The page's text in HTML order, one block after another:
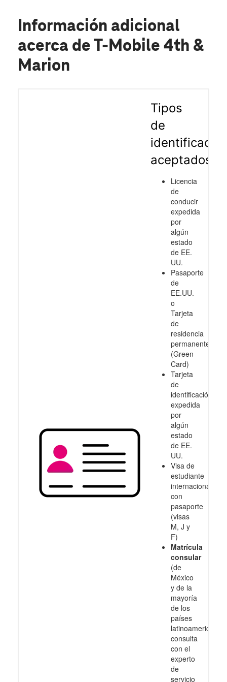
Información adicional
acerca de T-Mobile 4th &
Marion
Tipos
de
aceptados
Licencia
de
conducir
expedida
por
algún
estado
de EE.
UU.
Pasaporte
de
EE.UU.
o
Tarjeta
de
residencia
permanente
(Green
Card)
Tarjeta
de
identificación
expedida
por
algún
estado
de EE.
UU.
Visa de
estudiante
internacional
con
pasaporte
(visas
M, J y
F)
Matrícula
consular
(de
México
y de la
mayoría
de los
países
latinoamericanos,
consulta
con el
experto
de
servicio